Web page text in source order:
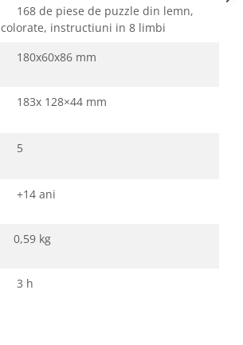
168 de piese de puzzle din lemn,
colorate, instructiuni in 8 limbi
180x60x86 mm
183x 128×44 mm
5
+14 ani
0,59 kg
3 h